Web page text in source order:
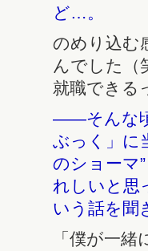
ど…。
のめり込む
んでした（
就職できる
――そんな
ぶっく」に
のショーマ
れしいと思
いう話を聞
「僕が一